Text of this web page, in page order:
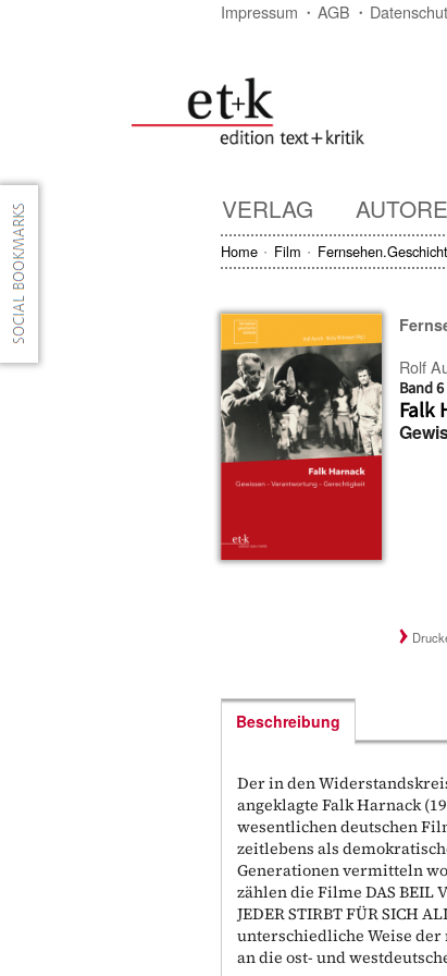
Impressum AGB
VERLAG
Home Film
Rolf
Band 6
Falk
Beschreibung
Der in den
angeklagte Falk Harnack
wesentlichen deutschen
zeitlebens als
Generationen vermitteln
zählen die Filme DAS BEIL
JEDER STIRBT FÜR SICH
unterschiedliche Weise
an die ost- und